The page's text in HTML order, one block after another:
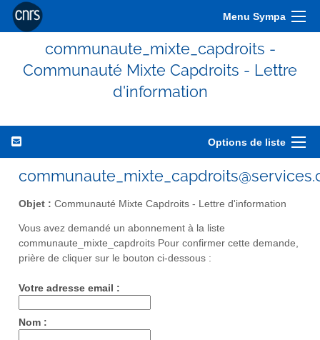
Menu Sympa
communaute_mixte_capdroits -
Communauté Mixte Capdroits - Lettre
d'information
Options de liste
Objet : Communauté Mixte Capdroits - Lettre d'information
Vous avez demandé un abonnement à la liste
communaute_mixte_capdroits Pour confirmer cette demande,
prière de cliquer sur le bouton ci-dessous :
Votre adresse email :
Nom :